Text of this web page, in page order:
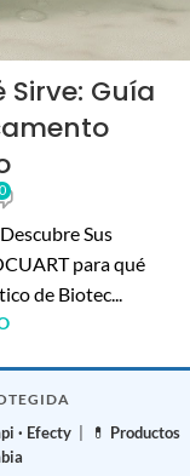
Sirve: Guía
0
Sus
para qué
de Biotec...
· Efecty | 💊 Productos